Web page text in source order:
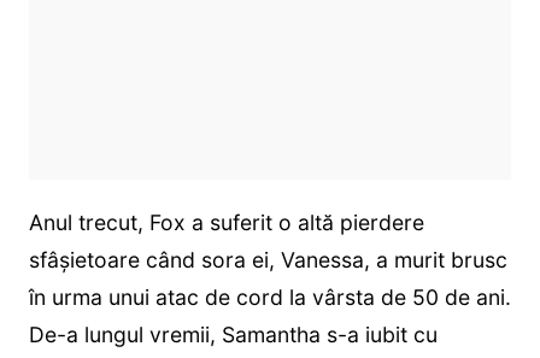
Anul trecut, Fox a suferit o altă pierdere
sfâșietoare când sora ei, Vanessa, a murit brusc
în urma unui atac de cord la vârsta de 50 de ani.
De-a lungul vremii, Samantha s-a iubit cu